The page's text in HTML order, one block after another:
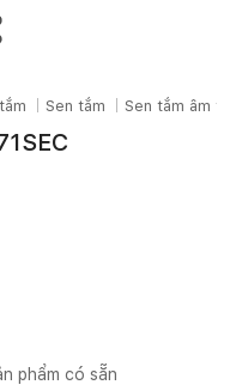
Sen tắm Sen tắm âm
phẩm có sẵn